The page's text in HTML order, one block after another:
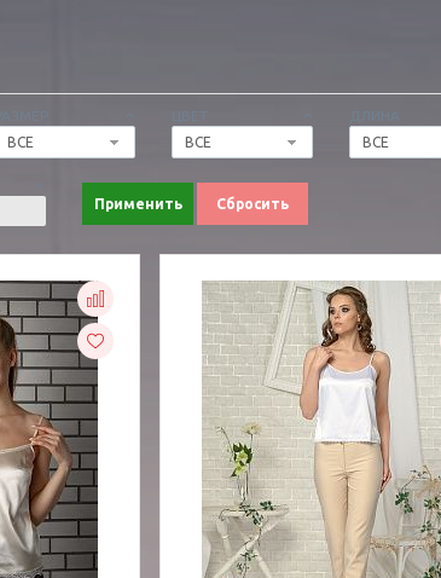
ВСЕ
ВСЕ
ВСЕ
Применить Сбросить